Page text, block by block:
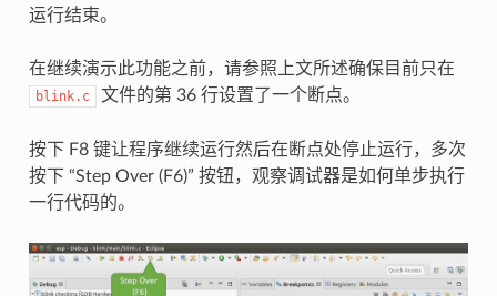
运行结束。
在继续演示此功能之前，请参照上文所述确保目前只在
blink.c 文件的第 36 行设置了一个断点。
按下 F8 键让程序继续运行然后在断点处停止运行，多次
按下 “Step Over (F6)” 按钮，观察调试器是如何单步执行
一行代码的。